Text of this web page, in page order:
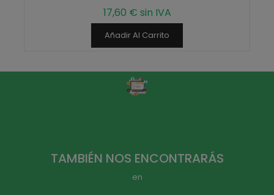
17,60 € sin IVA
Añadir Al Carrito
TAMBIÉN NOS ENCONTRARÁS
en